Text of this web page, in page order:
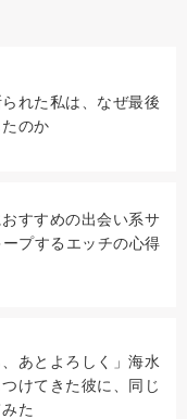
れた私は、なぜ最後
のか
すすめの出会い系サ
プするエッチの心得
、あとよろしく」海水
けてきた彼に、同じ
た